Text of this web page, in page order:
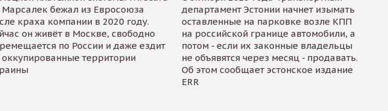
Марсалек бежал из Евросоюза
краха компании в 2020 году.
он живёт в Москве, свободно
по России и даже ездит
оккупированные территории
департамент Эстонии начнет изымать
оставленные на парковке возле КПП
на российской границе автомобили, а
потом - если их законные владельцы
не объявятся через месяц - продавать.
Об этом сообщает эстонское издание
ERR